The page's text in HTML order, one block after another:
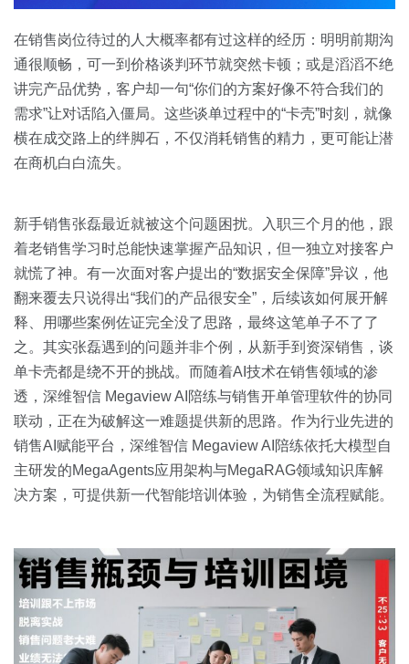
房地产
金融
按角色
销售管理
按业务场景
交易跟进
培训辅导
资源中心
全部
白皮书
关于我们
预约演示
在销售岗位待过的人大概率都有过这样的经历：明明前期沟
通很顺畅，可一到价格谈判环节就突然卡顿；或是滔滔不绝
讲完产品优势，客户却一句“你们的方案好像不符合我们的
需求”让对话陷入僵局。这些谈单过程中的“卡壳”时刻，就像
横在成交路上的绊脚石，不仅消耗销售的精力，更可能让潜
在商机白白流失。
新手销售张磊最近就被这个问题困扰。入职三个月的他，跟
着老销售学习时总能快速掌握产品知识，但一独立对接客户
就慌了神。有一次面对客户提出的“数据安全保障”异议，他
翻来覆去只说得出“我们的产品很安全”，后续该如何展开解
释、用哪些案例佐证完全没了思路，最终这笔单子不了了
之。其实张磊遇到的问题并非个例，从新手到资深销售，谈
单卡壳都是绕不开的挑战。而随着AI技术在销售领域的渗
透，深维智信 Megaview AI陪练与销售开单管理软件的协同
联动，正在为破解这一难题提供新的思路。作为行业先进的
销售AI赋能平台，深维智信 Megaview AI陪练依托大模型自
主研发的MegaAgents应用架构与MegaRAG领域知识库解
决方案，可提供新一代智能培训体验，为销售全流程赋能。